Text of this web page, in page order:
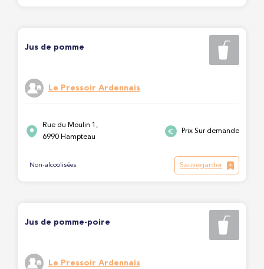
Jus de pomme
Le Pressoir Ardennais
Rue du Moulin 1,
6990 Hampteau
Prix Sur demande
Non-alcoolisées Sauvegarder
Jus de pomme-poire
Le Pressoir Ardennais